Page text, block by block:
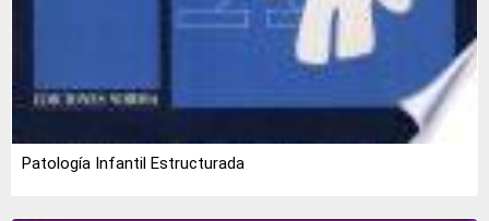
Patología Infantil Estructurada